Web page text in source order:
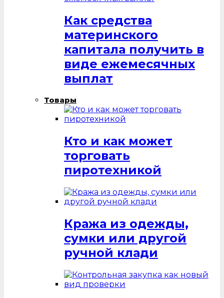
Как средства
материнского
капитала получить в
виде ежемесячных
выплат
Товары
Кто и как может
торговать
пиротехникой
Кража из одежды,
сумки или другой
ручной клади